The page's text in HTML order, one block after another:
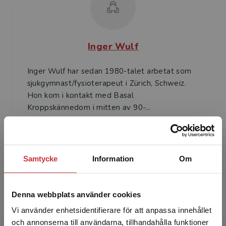
Samtycke Information Om
Denna webbplats använder cookies
Vi använder enhetsidentifierare för att anpassa innehållet
och annonserna till användarna, tillhandahålla funktioner
Inger Wulf
Inger Wulf har sedan 1980-talet arbetat som
sjukgymnast/fysioterapeut i Zürich, Schweiz.
Hon kom i kontakt med Basal
Kroppskännedom i mitten av 90-...
Amanda Lundvik Gyllensten